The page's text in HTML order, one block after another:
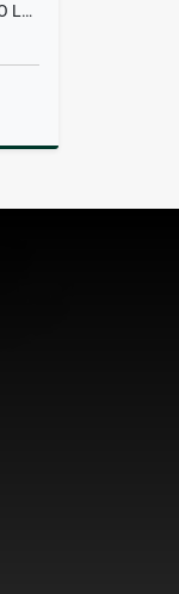
CONDOMINIO MIRAVENTO, VENDO LOTE, 1797 MTS, JAMUNDÍ